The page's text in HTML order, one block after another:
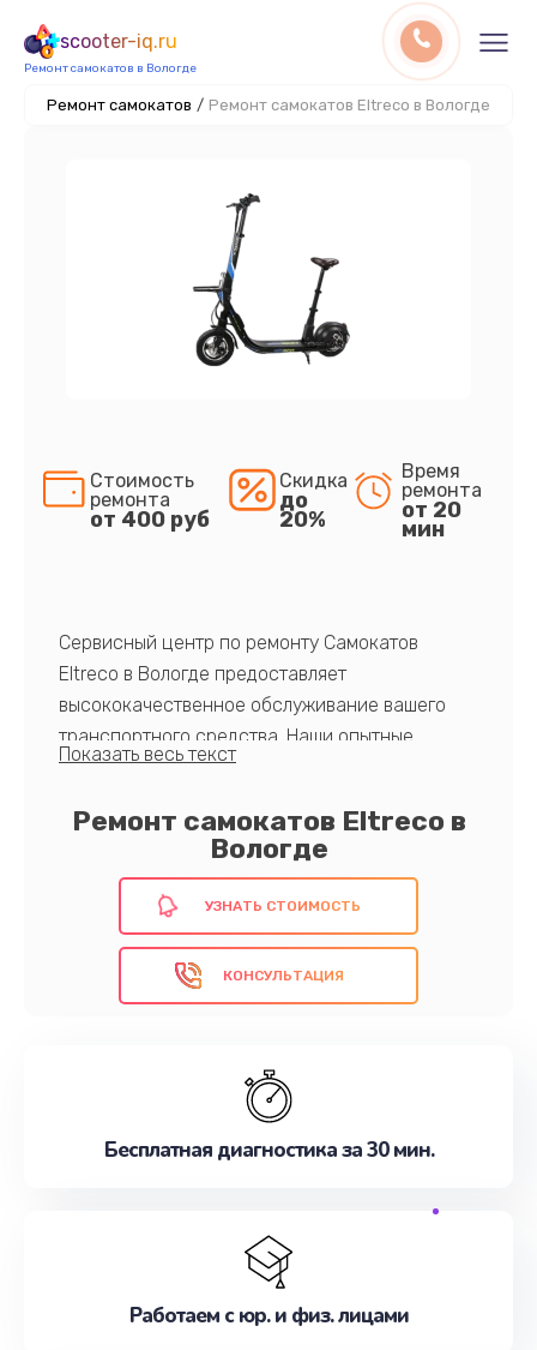
scooter-iq.ru
Ремонт самокатов в Вологде
Ремонт самокатов / Ремонт самокатов Eltreco в Вологде
Ремонт самокатов Eltreco в
Вологде
Стоимость
ремонта
от 400 руб
Скидка
до
20%
Время
ремонта
от 20
мин
Сервисный центр по ремонту Самокатов
Eltreco в Вологде предоставляет
высококачественное обслуживание вашего
транспортного средства. Наши опытные
мастера быстро и надежно восстановят
срок службы.
Доверьте нам свой самокат и наслаждайтесь
комфортной и безопасной поездкой каждый
УЗНАТЬ СТОИМОСТЬ
КОНСУЛЬТАЦИЯ
Бесплатная диагностика за 30 мин.
Работаем с юр. и физ. лицами